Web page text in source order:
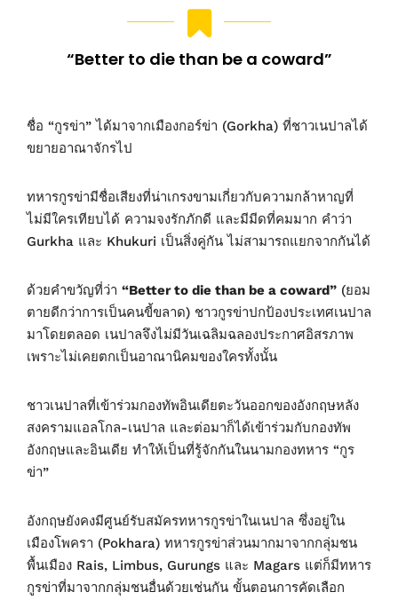
“Better to die than be a coward”
ชื่อ “กูรข่า” ได้มาจากเมืองกอร์ข่า (Gorkha) ที่ชาวเนปาลได้
ขยายอาณาจักรไป
ทหารกูรข่ามีชื่อเสียงที่น่าเกรงขามเกี่ยวกับความกล้าหาญที่
ไม่มีใครเทียบได้ ความจงรักภักดี และมีมีดที่คมมาก คำว่า
Gurkha และ Khukuri เป็นสิ่งคู่กัน ไม่สามารถแยกจากกันได้
ด้วยคำขวัญที่ว่า “Better to die than be a coward” (ยอม
ตายดีกว่าการเป็นคนขี้ขลาด) ชาวกูรข่าปกป้องประเทศเนปาล
มาโดยตลอด เนปาลจึงไม่มีวันเฉลิมฉลองประกาศอิสรภาพ
เพราะไม่เคยตกเป็นอาณานิคมของใครทั้งนั้น
ชาวเนปาลที่เข้าร่วมกองทัพอินเดียตะวันออกของอังกฤษหลัง
สงครามแอลโกล-เนปาล และต่อมาก็ได้เข้าร่วมกับกองทัพ
อังกฤษและอินเดีย ทำให้เป็นที่รู้จักกันในนามกองทหาร “กูร
ข่า”
อังกฤษยังคงมีศูนย์รับสมัครทหารกูรข่าในเนปาล ซึ่งอยู่ใน
เมืองโพครา (Pokhara) ทหารกูรข่าส่วนมากมาจากกลุ่มชน
พื้นเมือง Rais, Limbus, Gurungs และ Magars แต่ก็มีทหาร
กูรข่าที่มาจากกลุ่มชนอื่นด้วยเช่นกัน ขั้นตอนการคัดเลือก